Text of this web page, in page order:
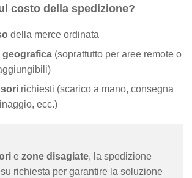
costo della spedizione?
della merce ordinata
geografica (soprattutto per aree remote o
richiesti (scarico a mano, consegna
ecc.)
e zone disagiate, la spedizione
richiesta per garantire la soluzione